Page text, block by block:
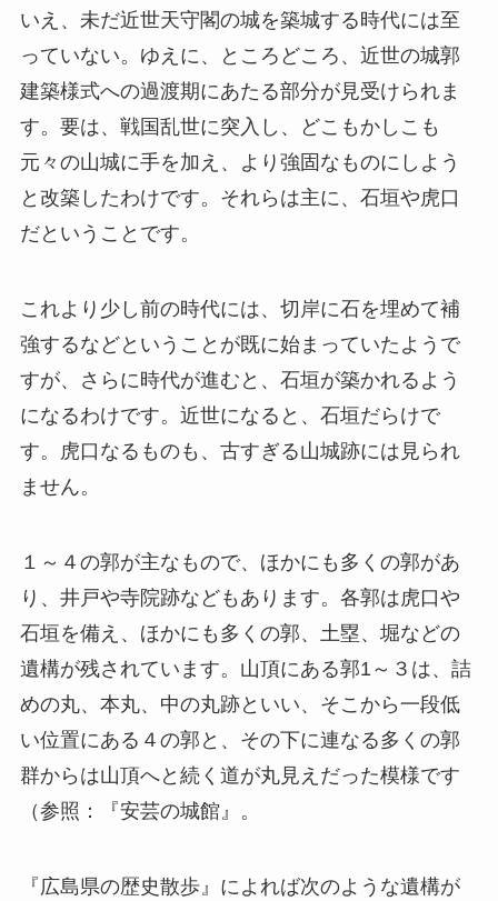
いえ、未だ近世天守閣の城を築城する時代には至
っていない。ゆえに、ところどころ、近世の城郭
建築様式への過渡期にあたる部分が見受けられま
す。要は、戦国乱世に突入し、どこもかしこも
元々の山城に手を加え、より強固なものにしよう
と改築したわけです。それらは主に、石垣や虎口
だということです。
これより少し前の時代には、切岸に石を埋めて補
強するなどということが既に始まっていたようで
すが、さらに時代が進むと、石垣が築かれるよう
になるわけです。近世になると、石垣だらけで
す。虎口なるものも、古すぎる山城跡には見られ
ません。
１～４の郭が主なもので、ほかにも多くの郭があ
り、井戸や寺院跡などもあります。各郭は虎口や
石垣を備え、ほかにも多くの郭、土塁、堀などの
遺構が残されています。山頂にある郭1～３は、詰
めの丸、本丸、中の丸跡といい、そこから一段低
い位置にある４の郭と、その下に連なる多くの郭
群からは山頂へと続く道が丸見えだった模様です
（参照：『安芸の城館』。
『広島県の歴史散歩』によれば次のような遺構が